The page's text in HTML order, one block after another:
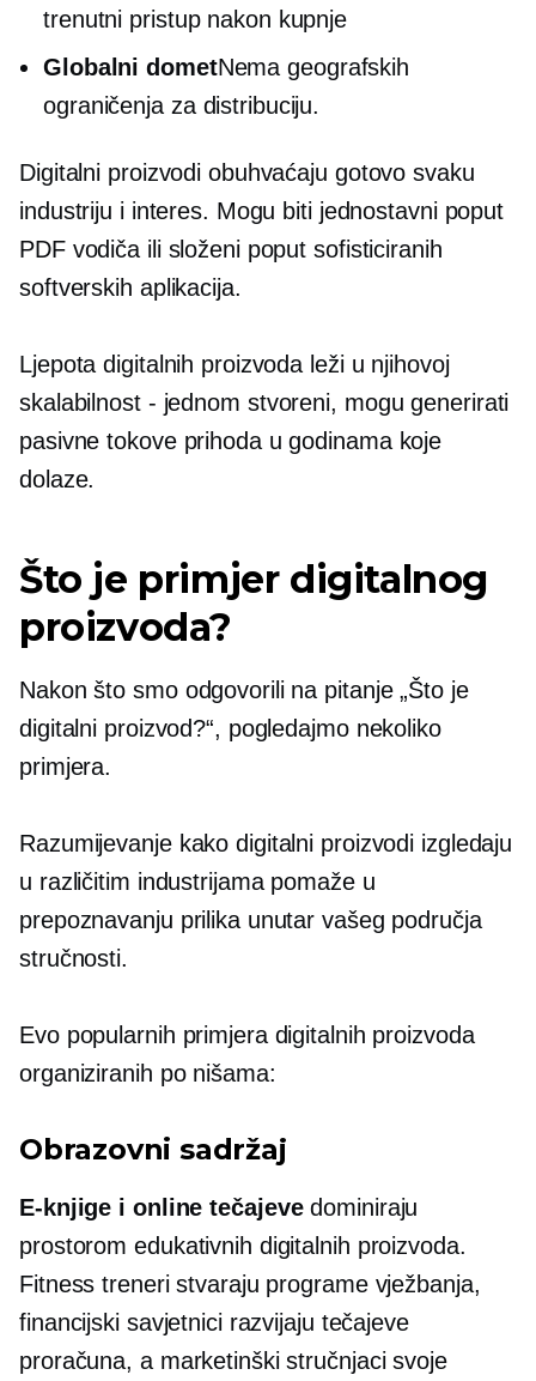
trenutni pristup nakon kupnje
Globalni dometNema geografskih
ograničenja za distribuciju.
Digitalni proizvodi obuhvaćaju gotovo svaku
industriju i interes. Mogu biti jednostavni poput
PDF vodiča ili složeni poput sofisticiranih
softverskih aplikacija.
Ljepota digitalnih proizvoda leži u njihovoj
skalabilnost - jednom stvoreni, mogu generirati
pasivne tokove prihoda u godinama koje
dolaze.
Što je primjer digitalnog
proizvoda?
Nakon što smo odgovorili na pitanje „Što je
digitalni proizvod?“, pogledajmo nekoliko
primjera.
Razumijevanje kako digitalni proizvodi izgledaju
u različitim industrijama pomaže u
prepoznavanju prilika unutar vašeg područja
stručnosti.
Evo popularnih primjera digitalnih proizvoda
organiziranih po nišama:
Obrazovni sadržaj
E-knjige i online tečajevedominiraju
prostorom edukativnih digitalnih proizvoda.
Fitness treneri stvaraju programe vježbanja,
financijski savjetnici razvijaju tečajeve
proračuna, a marketinški stručnjaci svoje